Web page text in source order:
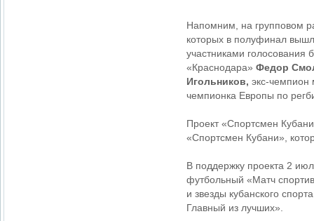
Напомним, на групповом
которых в полуфинал
участниками
«Краснодара» Федор
Игольников, экс-чемпион
чемпионка Европы по
Проект «Спортсмен
«Спортсмен Кубани»,
В поддержку проекта 2
футбольный «Матч
и звезды кубанского
Главный из лучших».